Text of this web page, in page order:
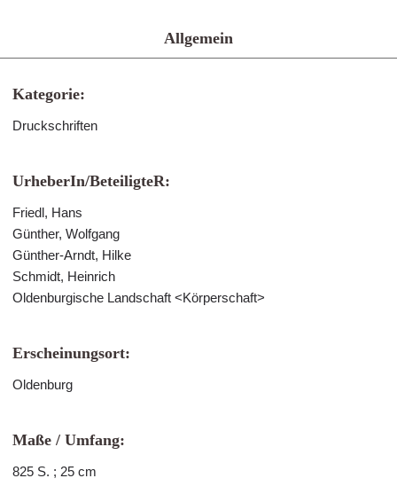
Allgemein
Kategorie:
Druckschriften
UrheberIn/BeteiligteR:
Friedl, Hans
Günther, Wolfgang
Günther-Arndt, Hilke
Schmidt, Heinrich
Oldenburgische Landschaft <Körperschaft>
Erscheinungsort:
Oldenburg
Maße / Umfang:
825 S. ; 25 cm